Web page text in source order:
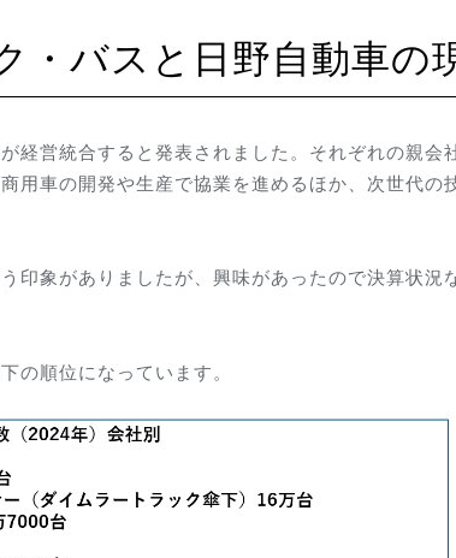
・バスと日野自動車の
経営統合すると発表されました。それぞれの親会
用車の開発や生産で協業を進めるほか、次世代の
印象がありましたが、興味があったので決算状況
の順位になっています。